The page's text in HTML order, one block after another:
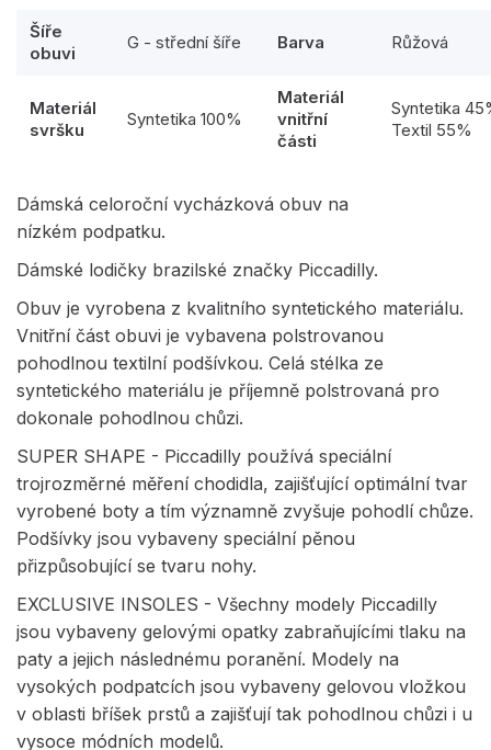
Šíře
obuvi
G - střední šíře Barva Růžová
Materiál
svršku
Syntetika 100%
Materiál
vnitřní
části
Syntetika
Textil 55%
Dámská celoroční vycházková obuv na
nízkém podpatku.
Dámské lodičky brazilské značky Piccadilly.
Obuv je vyrobena z kvalitního syntetického materiálu.
Vnitřní část obuvi je vybavena polstrovanou
pohodlnou textilní podšívkou. Celá stélka ze
syntetického materiálu je příjemně polstrovaná pro
dokonale pohodlnou chůzi.
SUPER SHAPE - Piccadilly používá speciální
trojrozměrné měření chodidla, zajišťující optimální tvar
vyrobené boty a tím významně zvyšuje pohodlí chůze.
Podšívky jsou vybaveny speciální pěnou
přizpůsobující se tvaru nohy.
EXCLUSIVE INSOLES - Všechny modely Piccadilly
jsou vybaveny gelovými opatky zabraňujícími tlaku na
paty a jejich následnému poranění. Modely na
vysokých podpatcích jsou vybaveny gelovou vložkou
v oblasti bříšek prstů a zajišťují tak pohodlnou chůzi i u
vysoce módních modelů.